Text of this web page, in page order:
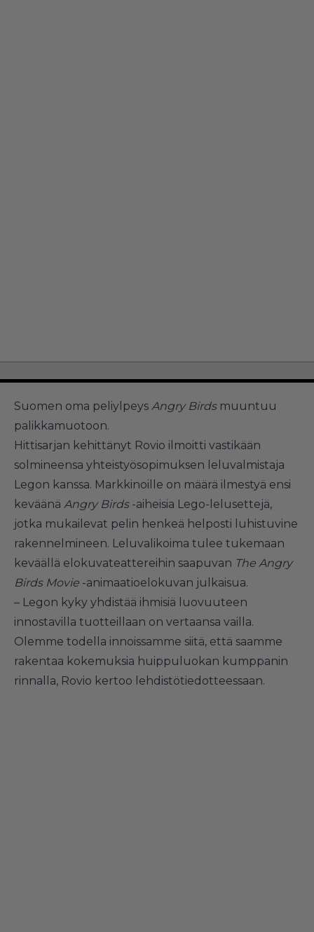
Suomen oma peliylpeys Angry Birds muuntuu
palikkamuotoon.
Hittisarjan kehittänyt Rovio ilmoitti vastikään
solmineensa yhteistyösopimuksen leluvalmistaja
Legon kanssa. Markkinoille on määrä ilmestyä ensi
keväänä Angry Birds -aiheisia Lego-lelusettejä,
jotka mukailevat pelin henkeä helposti luhistuvine
rakennelmineen. Leluvalikoima tulee tukemaan
keväällä elokuvateattereihin saapuvan The Angry
Birds Movie -animaatioelokuvan julkaisua.
– Legon kyky yhdistää ihmisiä luovuuteen
innostavilla tuotteillaan on vertaansa vailla.
Olemme todella innoissamme siitä, että saamme
rakentaa kokemuksia huippuluokan kumppanin
rinnalla, Rovio kertoo lehdistötiedotteessaan.